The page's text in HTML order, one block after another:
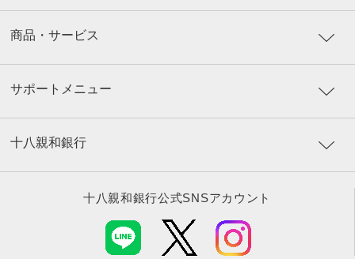
商品・サービス
サポートメニュー
十八親和銀行
十八親和銀行公式SNSアカウント